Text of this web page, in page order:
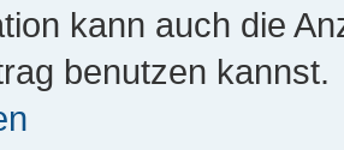
kann auch die
benutzen kannst.